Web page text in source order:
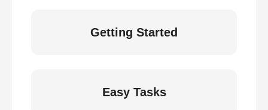
Getting Started
Easy Tasks